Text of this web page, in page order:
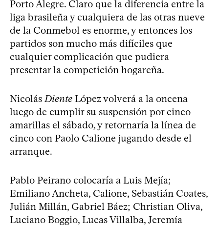
Porto Alegre. Claro que la diferencia entre la
liga brasileña y cualquiera de las otras nueve
de la Conmebol es enorme, y entonces los
partidos son mucho más difíciles que
cualquier complicación que pudiera
presentar la competición hogareña.
Nicolás Diente López volverá a la oncena
luego de cumplir su suspensión por cinco
amarillas el sábado, y retornaría la línea de
cinco con Paolo Calione jugando desde el
arranque.
Pablo Peirano colocaría a Luis Mejía;
Emiliano Ancheta, Calione, Sebastián Coates,
Julián Millán, Gabriel Báez; Christian Oliva,
Luciano Boggio, Lucas Villalba, Jeremía